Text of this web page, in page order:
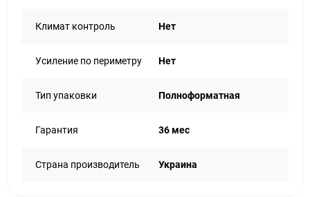
Климат контроль Нет
Усиление по периметру Нет
Тип упаковки Полноформатная
Гарантия 36 мес
Страна производитель Украина